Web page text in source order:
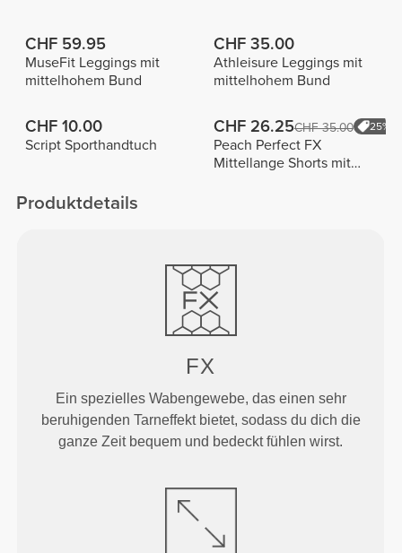
CHF 59.95
MuseFit Leggings mit
mittelhohem Bund
CHF 35.00
Athleisure Leggings mit
mittelhohem Bund
CHF 10.00
Script Sporthandtuch
CHF 26.25CHF 35.00 25%
Peach Perfect FX
Mittellange Shorts mit
Produktdetails
FX
Ein spezielles Wabengewebe, das einen sehr
beruhigenden Tarneffekt bietet, sodass du dich die
ganze Zeit bequem und bedeckt fühlen wirst.